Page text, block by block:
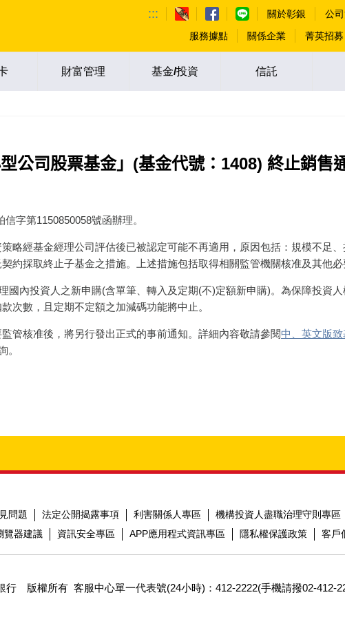
::: 關於彰銀 公
服務據點
關係企業 菁英招募
財富管理 基金/投資 信託
公司股票基金」(基金代號：1408) 終止銷售
字第1150850058號函辦理。
略經基金經理公司評估後已被認定可能不再適用，原因包括：規模不足
約採取終止子基金之措施。上述措施包括取得相關監管機關核准及其他必
國內投資人之新申購(含單筆、轉入及定期(不)定額新申購)。為保障投資
次數，且定期不定額之加減碼功能將中止。
管核准後，將另行發出正式的事前通知。詳細內容敬請參閱中、英文版
。
問題 法定公開揭露事項 利害關係人專區 機構投資人盡職治理守則專區
覽器建議 資訊安全專區 APP應用程式資訊專區 隱私權保護政策 客戶
行 版權所有 客服中心單一代表號(24小時)：412-2222(手機請撥02-412-